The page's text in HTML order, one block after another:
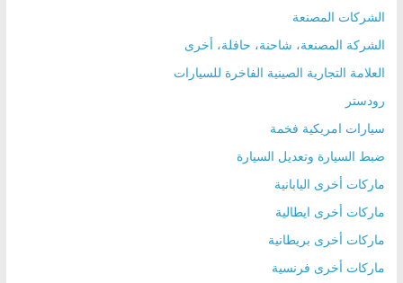
الشركات المصنعة
الشركة المصنعة، شاحنة، حافلة، أخرى
العلامة التجارية الصينية الفاخرة للسيارات
رودستر
سيارات امريكية فخمة
ضبط السيارة وتعديل السيارة
ماركات أخرى اليابانية
ماركات أخرى ايطالية
ماركات أخرى بريطانية
ماركات أخرى فرنسية